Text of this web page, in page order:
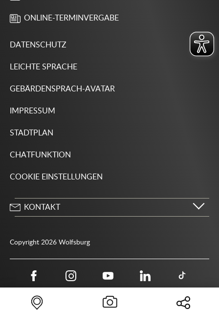
ONLINE-TERMINVERGABE
DATENSCHUTZ
LEICHTE SPRACHE
GEBÄRDENSPRACH-AVATAR
IMPRESSUM
STADTPLAN
CHATFUNKTION
COOKIE EINSTELLUNGEN
KONTAKT
Behördenrufnummer 115
Copyright 2026 Wolfsburg